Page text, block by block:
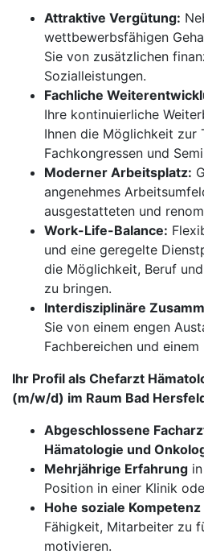
Attraktive Vergütung:
wettbewerbsfähigen
Sie von zusätzlichen
Sozialleistungen.
Fachliche
Ihre kontinuierliche
Ihnen die Möglichkeit zur
Fachkongressen und
Moderner Arbeitsplatz:
angenehmes
ausgestatteten und
Work-Life-Balance:
und eine geregelte
die Möglichkeit, Beruf
zu bringen.
Interdisziplinäre
Sie von einem engen
Fachbereichen und
Ihr Profil als Chefarzt
(m/w/d) im Raum Bad
Abgeschlossene
Hämatologie und
Mehrjährige Erfahrung
Position in einer Klinik
Hohe soziale Kompetenz
Fähigkeit, Mitarbeiter zu
motivieren.